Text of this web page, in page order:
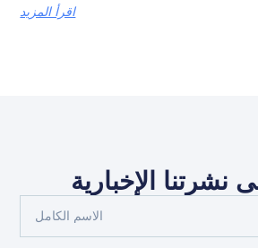
اقرأ المزيد
نشرتنا الإخبارية